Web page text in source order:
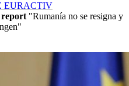
EURACTIV
report "Rumanía no se resigna y